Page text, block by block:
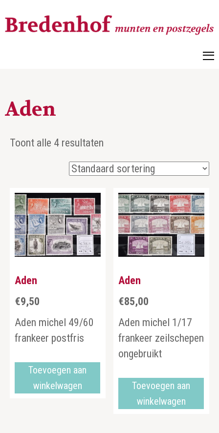
Aden
Toont alle 4 resultaten
Aden
€9,50
Aden michel 49/60
frankeer postfris
Toevoegen aan
winkelwagen
Aden
€85,00
Aden michel 1/17
frankeer zeilschepen
ongebruikt
Toevoegen aan
winkelwagen